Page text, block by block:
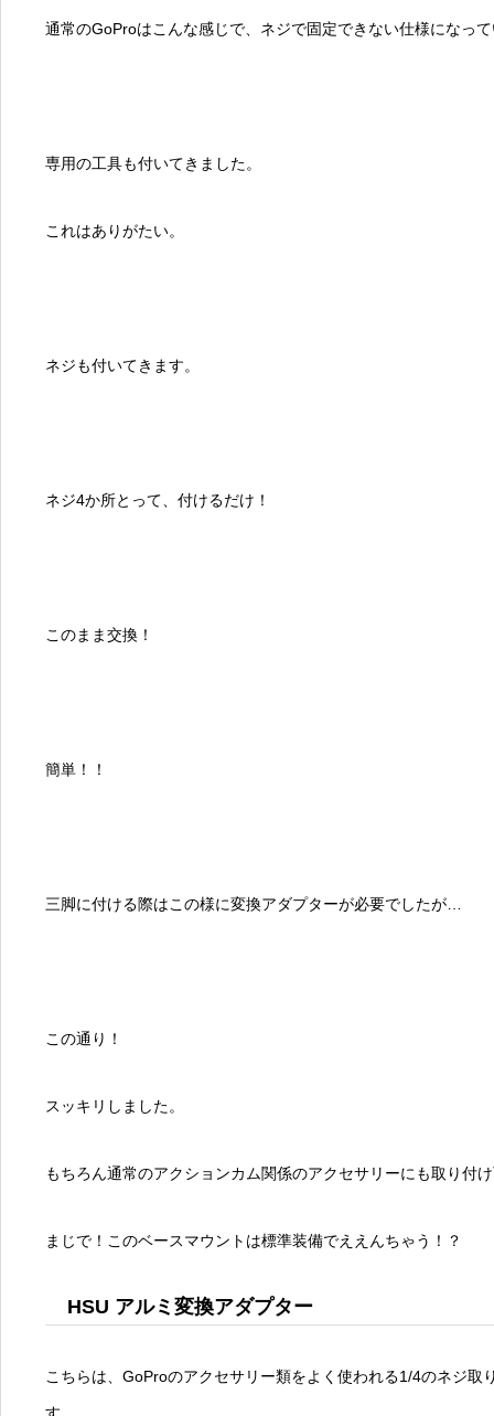
通常のGoProはこんな感じで、ネジで固定できない仕様になっ
専用の工具も付いてきました。
これはありがたい。
ネジも付いてきます。
ネジ4か所とって、付けるだけ！
このまま交換！
簡単！！
三脚に付ける際はこの様に変換アダプターが必要でしたが…
この通り！
スッキリしました。
もちろん通常のアクションカム関係のアクセサリーにも取り付
まじで！このベースマウントは標準装備でええんちゃう！？
HSU アルミ変換アダプター
こちらは、GoProのアクセサリー類をよく使われる1/4のネジ取
す。